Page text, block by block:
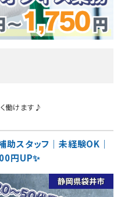
働けます♪
助スタッフ｜未経験OK｜
円UP✨